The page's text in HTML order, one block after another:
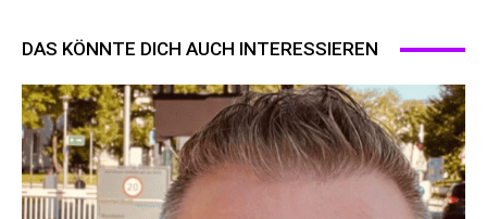
DAS KÖNNTE DICH AUCH INTERESSIEREN